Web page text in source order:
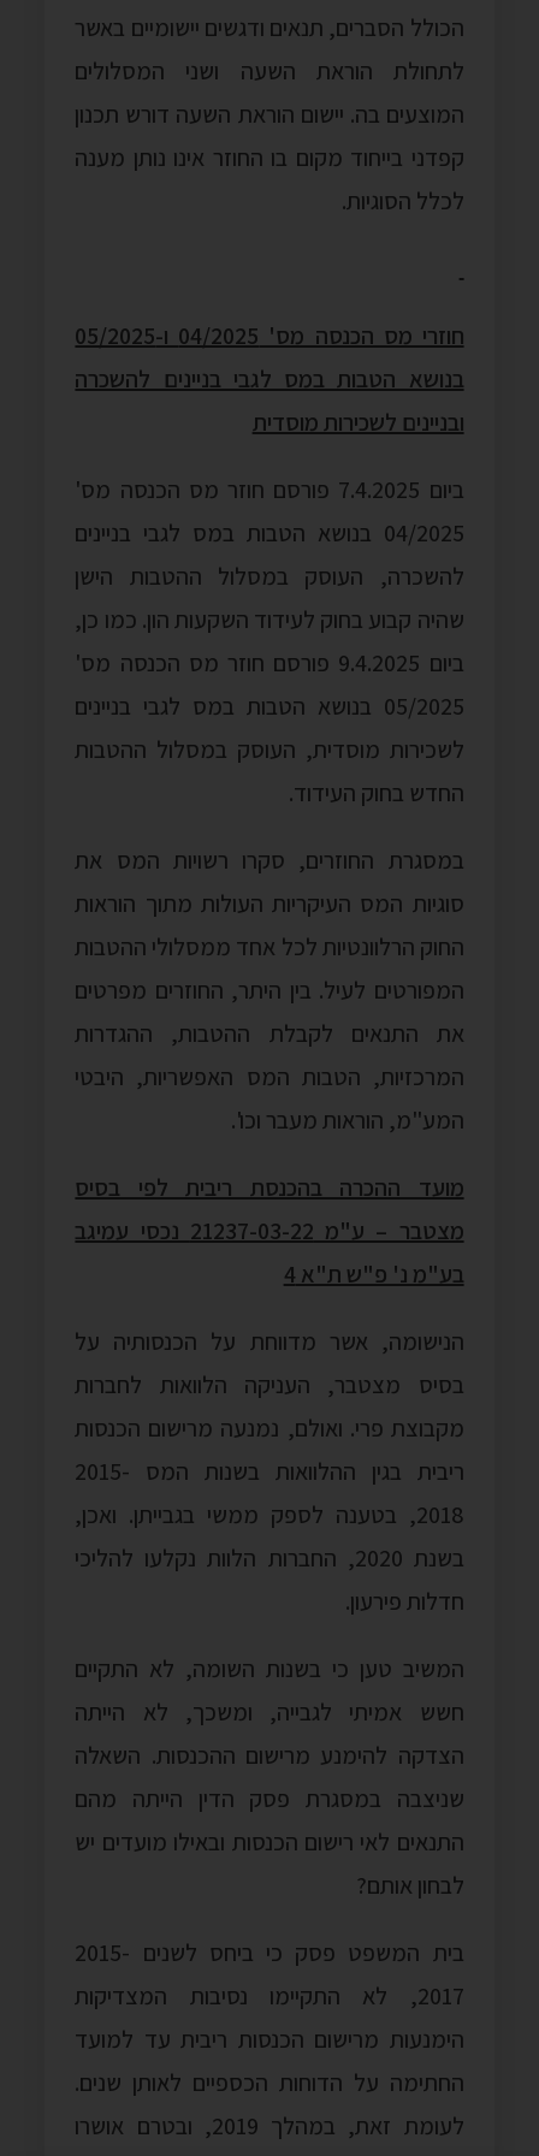
הכולל הסברים, תנאים ודגשים יישומיים באשר
לתחולת הוראת השעה ושני המסלולים
המוצעים בה. יישום הוראת השעה דורש תכנון
קפדני בייחוד מקום בו החוזר אינו נותן מענה
לכלל הסוגיות.
חוזרי מס הכנסה מס' 04/2025 ו-05/2025
בנושא הטבות במס לגבי בניינים להשכרה
ובניינים לשכירות מוסדית
ביום 7.4.2025 פורסם חוזר מס הכנסה מס'
04/2025 בנושא הטבות במס לגבי בניינים
להשכרה, העוסק במסלול ההטבות הישן
שהיה קבוע בחוק לעידוד השקעות הון. כמו כן,
ביום 9.4.2025 פורסם חוזר מס הכנסה מס'
05/2025 בנושא הטבות במס לגבי בניינים
לשכירות מוסדית, העוסק במסלול ההטבות
החדש בחוק העידוד.
במסגרת החוזרים, סקרו רשויות המס את
סוגיות המס העיקריות העולות מתוך הוראות
החוק הרלוונטיות לכל אחד ממסלולי ההטבות
המפורטים לעיל. בין היתר, החוזרים מפרטים
את התנאים לקבלת ההטבות, ההגדרות
המרכזיות, הטבות המס האפשריות, היבטי
המע"מ, הוראות מעבר וכו'.
מועד ההכרה בהכנסת ריבית לפי בסיס
מצטבר – ע"מ 21237-03-22 נכסי עמיגב
בע"מ נ' פ"ש ת"א 4
הנישומה, אשר מדווחת על הכנסותיה על
בסיס מצטבר, העניקה הלוואות לחברות
מקבוצת פרי. ואולם, נמנעה מרישום הכנסות
ריבית בגין ההלוואות בשנות המס 2015-
2018, בטענה לספק ממשי בגבייתן. ואכן,
בשנת 2020, החברות הלוות נקלעו להליכי
חדלות פירעון.
המשיב טען כי בשנות השומה, לא התקיים
חשש אמיתי לגבייה, ומשכך, לא הייתה
הצדקה להימנע מרישום ההכנסות. השאלה
שניצבה במסגרת פסק הדין הייתה מהם
התנאים לאי רישום הכנסות ובאילו מועדים יש
לבחון אותם?
בית המשפט פסק כי ביחס לשנים 2015-
2017, לא התקיימו נסיבות המצדיקות
הימנעות מרישום הכנסות ריבית עד למועד
החתימה על הדוחות הכספיים לאותן שנים.
לעומת זאת, במהלך 2019, ובטרם אושרו